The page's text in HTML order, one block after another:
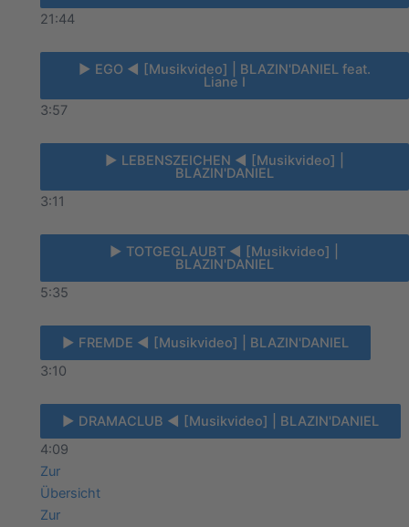
21:44
► EGO ◄ [Musikvideo] | BLAZIN'DANIEL feat.
Liane I
3:57
► LEBENSZEICHEN ◄ [Musikvideo] |
BLAZIN'DANIEL
3:11
► TOTGEGLAUBT ◄ [Musikvideo] |
BLAZIN'DANIEL
5:35
► FREMDE ◄ [Musikvideo] | BLAZIN'DANIEL
3:10
► DRAMACLUB ◄ [Musikvideo] | BLAZIN'DANIEL
4:09
Zur
Übersicht
Zur